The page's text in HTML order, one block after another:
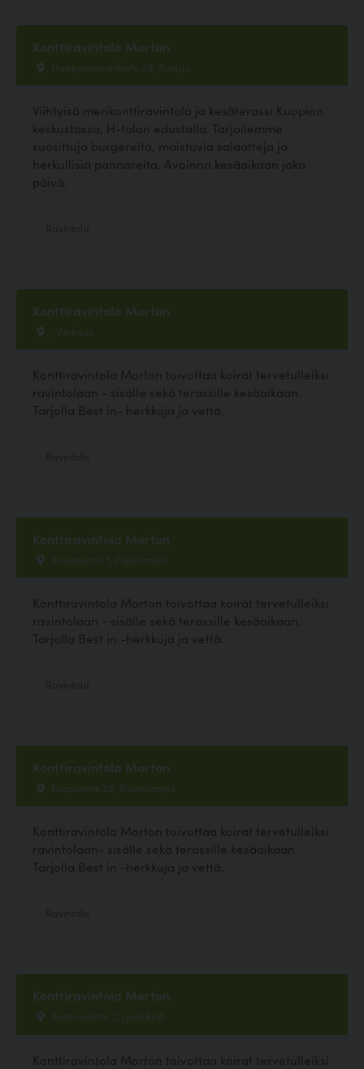
Konttiravintola Morton
Haapaniemenkatu 28, Kuopio
Viihtyisä merikonttiravintola ja kesäterassi Kuopion
keskustassa, H-talon edustalla. Tarjoilemme
suosittuja burgereita, maistuvia salaatteja ja
herkullisia pannareita. Avoinna kesäaikaan joka
päivä.
Konttiravintola Morton
, Varkaus
Konttiravintola Morton toivottaa koirat tervetulleiksi
ravintolaan - sisälle sekä terassille kesäaikaan.
Tarjolla Best in- herkkuja ja vettä.
Konttiravintola Morton
Kauppatori 1, Pieksämäki
Konttiravintola Morton toivottaa koirat tervetulleiksi
ravintolaan - sisälle sekä terassille kesäaikaan.
Tarjolla Best in -herkkuja ja vettä.
Konttiravintola Morton
Kuopiontie 28, Rautalampi
Konttiravintola Morton toivottaa koirat tervetulleiksi
ravintolaan- sisälle sekä terassille kesäaikaan.
Tarjolla Best in -herkkuja ja vettä.
Konttiravintola Morton
Satamakatu 2, Jyväskylä
Konttiravintola Morton toivottaa koirat tervetulleiksi